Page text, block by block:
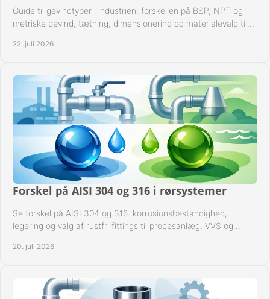
Guide til gevindtyper i industrien: forskellen på BSP, NPT og
metriske gevind, tætning, dimensionering og materialevalg til
22. juli 2026
Forskel på AISI 304 og 316 i rørsystemer
Se forskel på AISI 304 og 316: korrosionsbestandighed,
legering og valg af rustfri fittings til procesanlæg, VVS og
20. juli 2026